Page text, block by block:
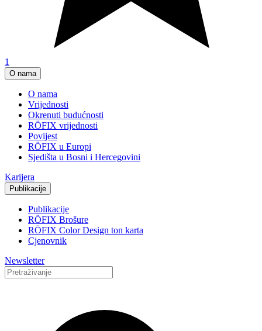
1
O nama
O nama
Vrijednosti
Okrenuti budućnosti
RÖFIX vrijednosti
Povijest
RÖFIX u Europi
Sjedišta u Bosni i Hercegovini
Karijera
Publikacije
Publikacije
RÖFIX Brošure
RÖFIX Color Design ton karta
Cjenovnik
Newsletter